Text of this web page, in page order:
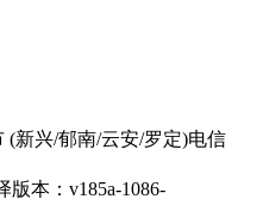
(新兴/郁南/云安/罗定)电信
版本：v185a-1086-